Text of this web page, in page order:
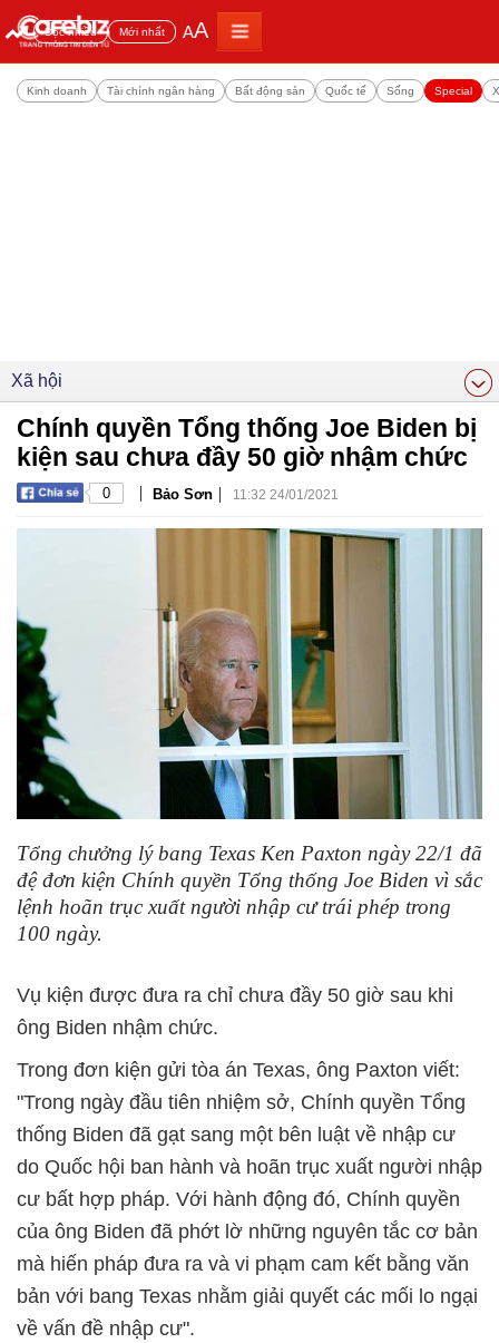
Đọc nhiều Mới nhất AA
Kinh doanh Tài chính ngân hàng Bất động sản Quốc tế Sống Special
Xã hội
Chính quyền Tổng thống Joe Biden bị
kiện sau chưa đầy 50 giờ nhậm chức
0 | Bảo Sơn | 11:32 24/01/2021
Tổng chưởng lý bang Texas Ken Paxton ngày 22/1 đã
đệ đơn kiện Chính quyền Tổng thống Joe Biden vì sắc
lệnh hoãn trục xuất người nhập cư trái phép trong
100 ngày.
Vụ kiện được đưa ra chỉ chưa đầy 50 giờ sau khi
ông Biden nhậm chức.
Trong đơn kiện gửi tòa án Texas, ông Paxton viết:
"Trong ngày đầu tiên nhiệm sở, Chính quyền Tổng
thống Biden đã gạt sang một bên luật về nhập cư
do Quốc hội ban hành và hoãn trục xuất người nhập
cư bất hợp pháp. Với hành động đó, Chính quyền
của ông Biden đã phớt lờ những nguyên tắc cơ bản
mà hiến pháp đưa ra và vi phạm cam kết bằng văn
bản với bang Texas nhằm giải quyết các mối lo ngại
về vấn đề nhập cư".